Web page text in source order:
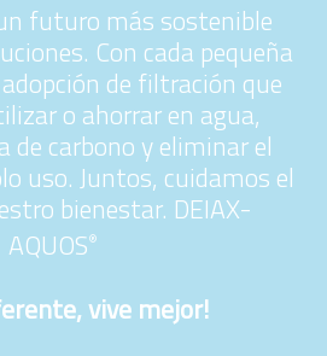
futuro más sostenible
Con cada pequeña
de filtración que
o ahorrar en agua,
de carbono y eliminar el
uso. Juntos, cuidamos el
bienestar. DEIAX-
AQUOS®
vive mejor!